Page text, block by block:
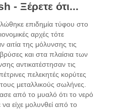
- Ξέρετε ότι...
επιδημία τύφου στο
αρχές τότε
της μόλυνσης τις
και στα πλαίσια των
αντικατέστησαν τις
πελεκητές κορύτες
μεταλλικούς σωλήνες.
από το μυαλό ότι το νερό
είχε μολυνθεί από το